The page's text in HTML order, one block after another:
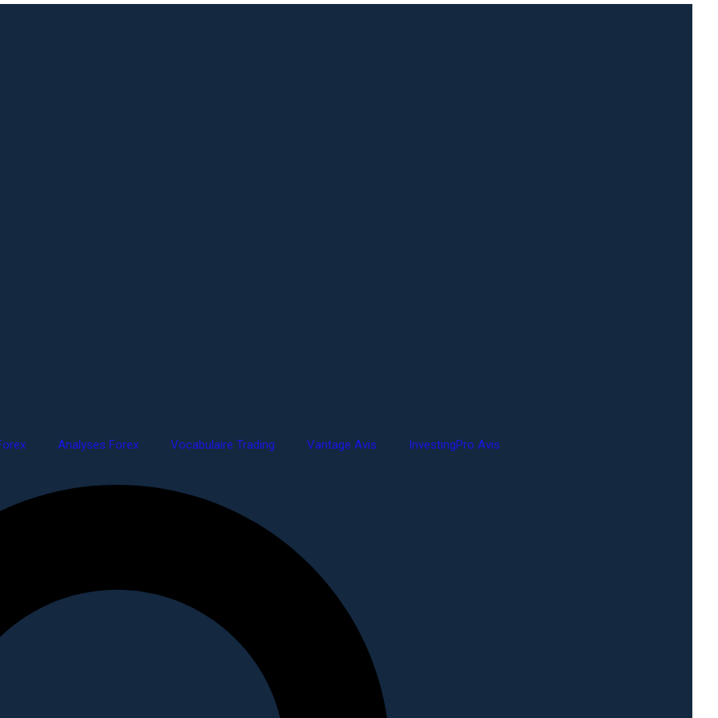
Analyses Forex Vocabulaire Trading Vantage Avis InvestingPro Avis